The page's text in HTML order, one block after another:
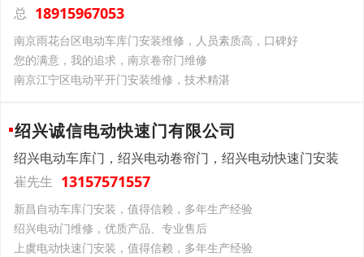
总 18915967053
南京雨花台区电动车库门安装维修，人员素质高，口碑好
您的满意，我的追求，南京卷帘门维修
南京江宁区电动平开门安装维修，技术精湛
绍兴诚信电动快速门有限公司
绍兴电动车库门，绍兴电动卷帘门，绍兴电动快速门安装
崔先生 13157571557
新昌自动车库门安装，值得信赖，多年生产经验
绍兴电动门维修，优质产品、专业售后
上虞电动快速门安装，值得信赖，多年生产经验